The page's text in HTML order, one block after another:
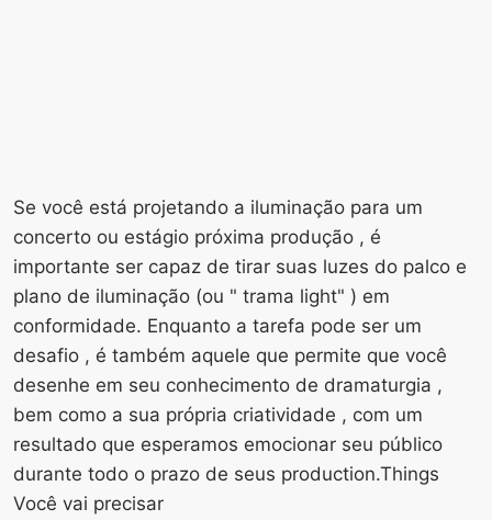
Se você está projetando a iluminação para um
concerto ou estágio próxima produção , é
importante ser capaz de tirar suas luzes do palco e
plano de iluminação (ou " trama light" ) em
conformidade. Enquanto a tarefa pode ser um
desafio , é também aquele que permite que você
desenhe em seu conhecimento de dramaturgia ,
bem como a sua própria criatividade , com um
resultado que esperamos emocionar seu público
durante todo o prazo de seus production.Things
Você vai precisar